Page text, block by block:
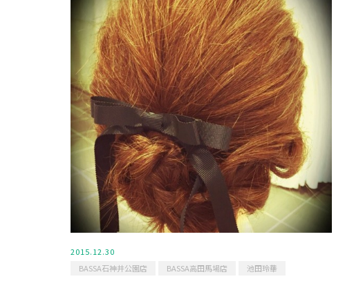
2015.12.30
BASSA石神井公園店
BASSA高田馬場店 池田玲華